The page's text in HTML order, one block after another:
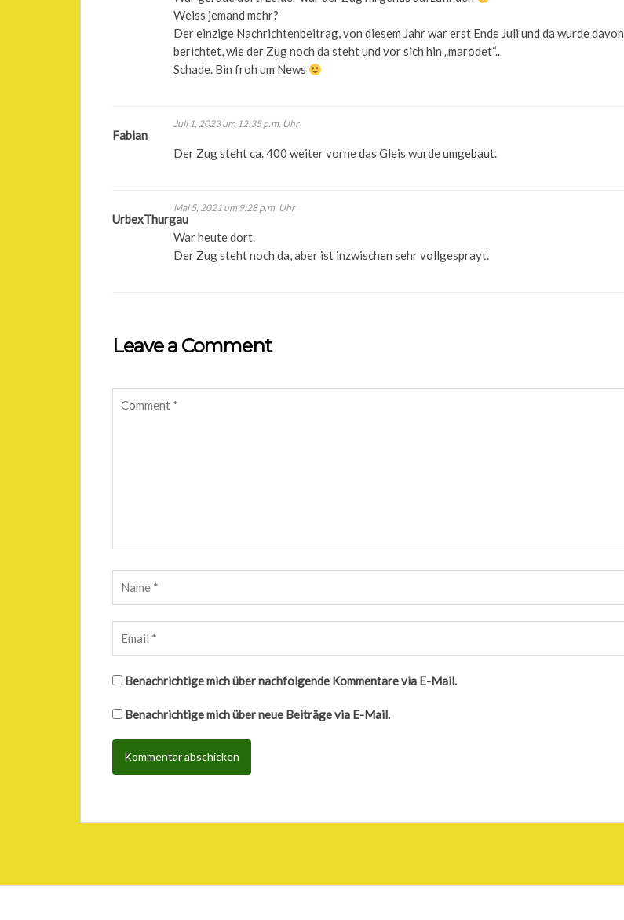
Weiss jemand mehr?
Der einzige Nachrichtenbeitrag, von diesem Jahr war erst Ende Juli und da wurde davon
berichtet, wie der Zug noch da steht und vor sich hin „marodet“..
Schade. Bin froh um News
Fabian
Juli 1, 2023 um 12:35 p.m. Uhr
Der Zug steht ca. 400 weiter vorne das Gleis wurde umgebaut.
UrbexThurgau
Mai 5, 2021 um 9:28 p.m. Uhr
War heute dort.
Der Zug steht noch da, aber ist inzwischen sehr vollgesprayt.
Leave a Comment
Benachrichtige mich über nachfolgende Kommentare via E-Mail.
Benachrichtige mich über neue Beiträge via E-Mail.